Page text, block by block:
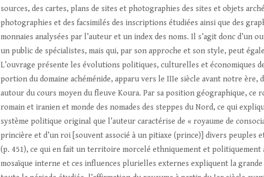
sources, des cartes, plans de sites et photographies des sites et objets
photographies et des facsimilés des inscriptions étudiées ainsi que des
monnaies analysées par l’auteur et un index des noms. Il s’agit donc d’un
un public de spécialistes, mais qui, par son approche et son style, peut
L’ouvrage présente les évolutions politiques, culturelles et économiques de
portion du domaine achéménide, apparu vers le IIIe siècle avant notre ère,
autour du cours moyen du fleuve Koura. Par sa position géographique, ce
romain et iranien et monde des nomades des steppes du Nord, ce qui
système politique original que l’auteur caractérise de « royaume de
princière et d’un roi [souvent associé à un pitiaxe (prince)] divers peuples
(p. 451), ce qui en fait un territoire morcelé ethniquement et politiquement
mosaïque interne et ces influences plurielles externes expliquent la